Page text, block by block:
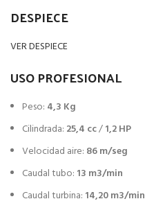
DESPIECE
VER DESPIECE
USO PROFESIONAL
Peso: 4,3 Kg
Cilindrada: 25,4 cc/1,2 HP
Velocidad aire: 86 m/seg
Caudal tubo: 13 m3/min
Caudal turbina: 14,20 m3/min